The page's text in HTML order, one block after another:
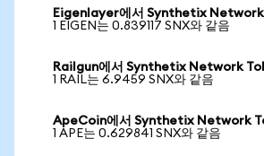
Eigenlayer에서 Synthetix
1 EIGEN는 0.839117 SNX와 같음
Railgun에서 Synthetix Network
1 RAIL는 6.9459 SNX와 같음
ApeCoin에서 Synthetix Network
1 APE는 0.629841 SNX와 같음